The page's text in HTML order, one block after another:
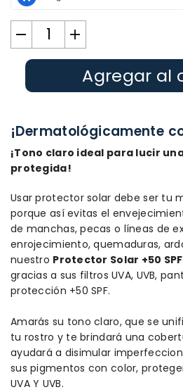
Agregar al
¡Dermatológicamente
¡Tono claro ideal para lucir
protegida!
Usar protector solar debe ser tu
porque así evitas el
de manchas, pecas o líneas de
enrojecimiento, quemaduras,
nuestro Protector Solar +50 SPF
gracias a sus filtros UVA, UVB,
protección +50 SPF.
Amarás su tono claro, que se
tu rostro y te brindará una
ayudará a disimular
sus pigmentos con color,
UVA Y UVB.